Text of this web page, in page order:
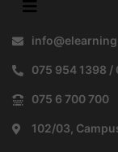
075 954 1398 /
075 6 700 700
102/03,